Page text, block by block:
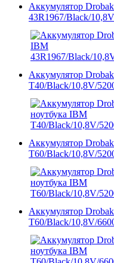
Аккумулятор
43R1967/Black/
Аккумулятор
T40/Black/10,8V/
Аккумулятор
T60/Black/10,8V/
Аккумулятор
T60/Black/10,8V/